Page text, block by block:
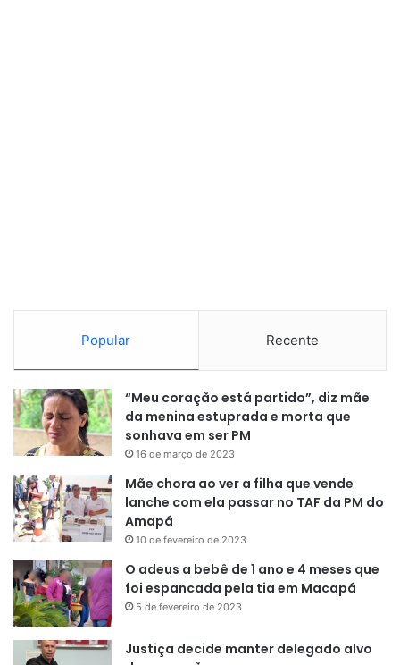
Popular Recente
“Meu coração está partido”, diz mãe
da menina estuprada e morta que
sonhava em ser PM
16 de março de 2023
Mãe chora ao ver a filha que vende
lanche com ela passar no TAF da PM do
Amapá
10 de fevereiro de 2023
O adeus a bebê de 1 ano e 4 meses que
foi espancada pela tia em Macapá
5 de fevereiro de 2023
Justiça decide manter delegado alvo